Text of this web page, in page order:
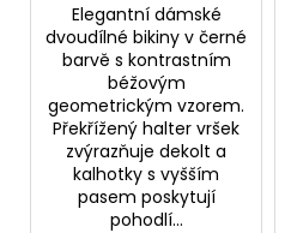
Elegantní dámské
dvoudílné bikiny v černé
barvě s kontrastním
béžovým
geometrickým vzorem.
Překřížený halter vršek
zvýrazňuje dekolt a
kalhotky s vyšším
pasem poskytují
pohodlí...